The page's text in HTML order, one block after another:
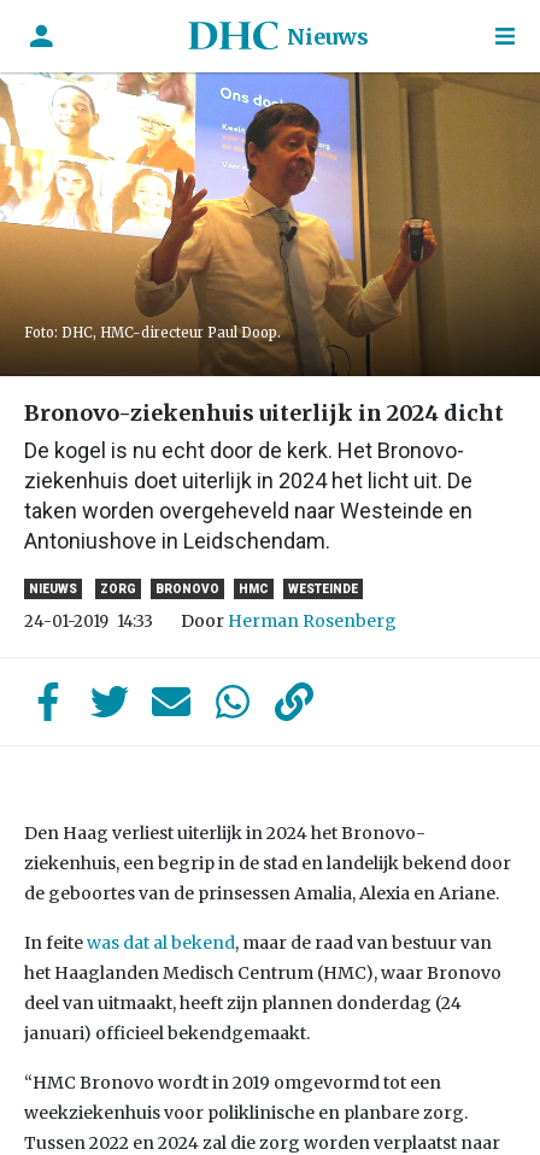
Nieuws
Foto: DHC, HMC-directeur Paul Doop.
Bronovo-ziekenhuis uiterlijk in 2024 dicht
De kogel is nu echt door de kerk. Het Bronovo-
ziekenhuis doet uiterlijk in 2024 het licht uit. De
taken worden overgeheveld naar Westeinde en
Antoniushove in Leidschendam.
NIEUWS ZORG BRONOVO HMC WESTEINDE
24-01-2019 14:33 Door Herman Rosenberg
Den Haag verliest uiterlijk in 2024 het Bronovo-
ziekenhuis, een begrip in de stad en landelijk bekend door
de geboortes van de prinsessen Amalia, Alexia en Ariane.
In feitewas dat al bekend, maar de raad van bestuur van
het Haaglanden Medisch Centrum (HMC), waar Bronovo
deel van uitmaakt, heeft zijn plannen donderdag (24
januari) officieel bekendgemaakt.
“HMC Bronovo wordt in 2019 omgevormd tot een
weekziekenhuis voor poliklinische en planbare zorg.
Tussen 2022 en 2024 zal die zorg worden verplaatst naar